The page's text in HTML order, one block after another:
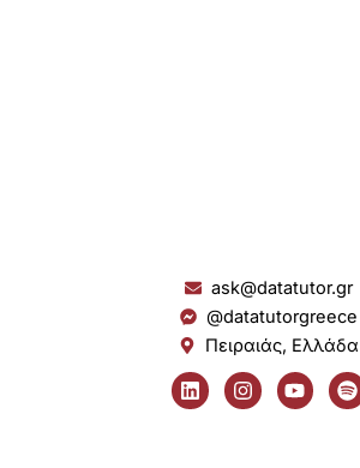
ask@datatutor.gr
@datatutorgreece
Πειραιάς, Ελλάδα
L
i
n
I
n
s
Y
o
u
S
p
o